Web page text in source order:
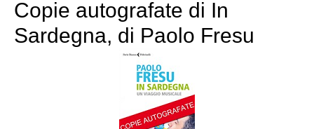
Copie autografate di In
Sardegna, di Paolo Fresu